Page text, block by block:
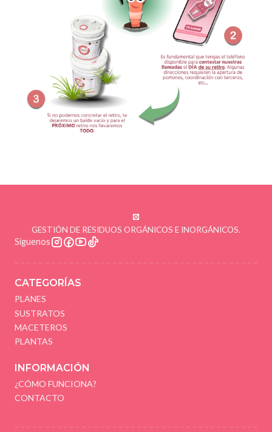
GESTIÓN DE RESIDUOS ORGÁNICOS E INORGÁNICOS.
Síguenos
CATEGORÍAS
PLANES
SUSTRATOS
MACETEROS
PLANTAS
INFORMACIÓN
¿CÓMO FUNCIONA?
CONTACTO